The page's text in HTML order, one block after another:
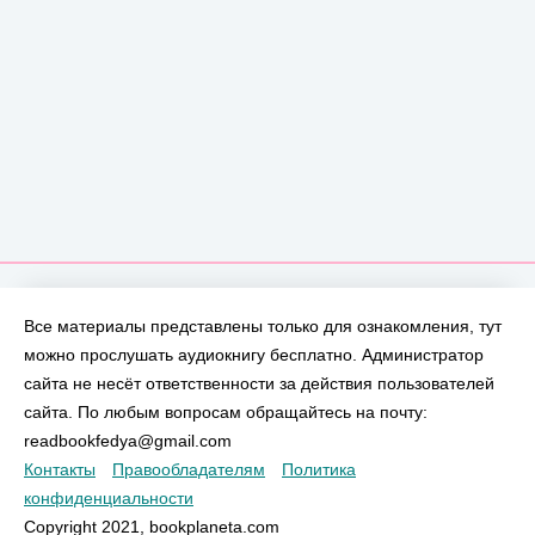
Все материалы представлены только для ознакомления, тут
можно прослушать аудиокнигу бесплатно. Администратор
сайта не несёт ответственности за действия пользователей
сайта. По любым вопросам обращайтесь на почту:
readbookfedya@gmail.com
Контакты
Правообладателям
Политика
конфиденциальности
Copyright 2021, bookplaneta.com